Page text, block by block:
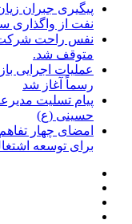
نفت از واگذاری
متوقف شد.
عملیات اجرایی
رسماً آغاز شد
پیام تسلیت
حسینی (ع)
امضای چهار
برای توسعه